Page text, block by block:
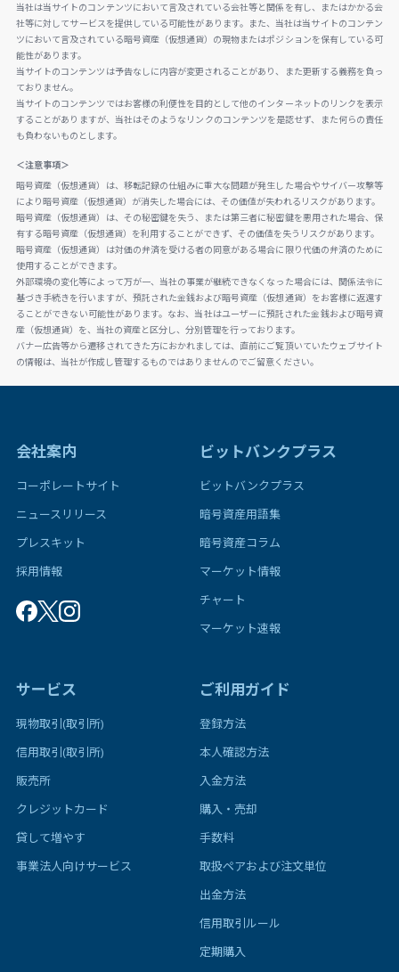
当社は当サイトのコンテンツにおいて言及されている会社等と関係を有し、またはかかる会
社等に対してサービスを提供している可能性があります。また、当社は当サイトのコンテン
ツにおいて言及されている暗号資産（仮想通貨）の現物またはポジションを保有している可
能性があります。
当サイトのコンテンツは予告なしに内容が変更されることがあり、また更新する義務を負っ
ておりません。
当サイトのコンテンツではお客様の利便性を目的として他のインターネットのリンクを表示
することがありますが、当社はそのようなリンクのコンテンツを是認せず、また何らの責任
も負わないものとします。
＜注意事項＞
暗号資産（仮想通貨）は、移転記録の仕組みに重大な問題が発生した場合やサイバー攻撃等
により暗号資産（仮想通貨）が消失した場合には、その価値が失われるリスクがあります。
暗号資産（仮想通貨）は、その秘密鍵を失う、または第三者に秘密鍵を悪用された場合、保
有する暗号資産（仮想通貨）を利用することができず、その価値を失うリスクがあります。
暗号資産（仮想通貨）は対価の弁済を受ける者の同意がある場合に限り代価の弁済のために
使用することができます。
外部環境の変化等によって万が一、当社の事業が継続できなくなった場合には、関係法令に
基づき手続きを行いますが、預託された金銭および暗号資産（仮想通貨）をお客様に返還す
ることができない可能性があります。なお、当社はユーザーに預託された金銭および暗号資
産（仮想通貨）を、当社の資産と区分し、分別管理を行っております。
バナー広告等から遷移されてきた方におかれましては、直前にご覧頂いていたウェブサイト
の情報は、当社が作成し管理するものではありませんのでご留意ください。
会社案内
コーポレートサイト
ニュースリリース
プレスキット
採用情報
ビットバンクプラス
ビットバンクプラス
暗号資産用語集
暗号資産コラム
マーケット情報
チャート
マーケット速報
サービス
現物取引(取引所)
信用取引(取引所)
販売所
クレジットカード
貸して増やす
事業法人向けサービス
ご利用ガイド
登録方法
本人確認方法
入金方法
購入・売却
手数料
取扱ペアおよび注文単位
出金方法
信用取引ルール
定期購入